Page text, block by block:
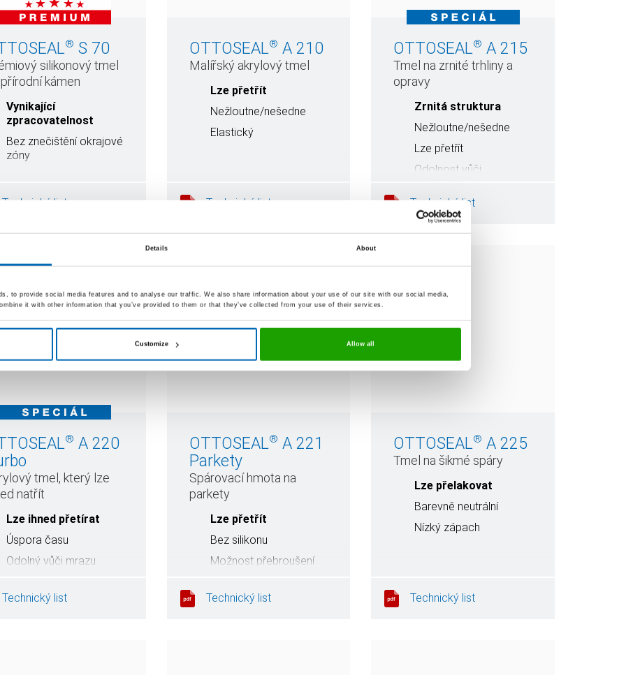
Details About
to provide social media features and to analyse our traffic. We also share information about your use of our site with our social media,
it with other information that you’ve provided to them or that they’ve collected from your use of their services.
Customize Allow all
® S 70
silikonový tmel
kámen
Vynikající
zpracovatelnost
Bez znečištění okrajové
zóny
Odolnost vůči plísním
Technický list
OTTOSEAL® A 210
Malířský akrylový tmel
Lze přetřít
Nežloutne/nešedne
Elastický
Technický list
OTTOSEAL® A 215
Tmel na zrnité trhliny a
opravy
Zrnitá struktura
Nežloutne/nešedne
Lze přetřít
Odolnost vůči
UV záření
Technický list
® A 220
tmel, který lze
natřít
Lze ihned přetírat
Úspora času
Odolný vůči mrazu
Technický list
OTTOSEAL® A 221
Parkety
Spárovací hmota na
parkety
Lze přetřít
Bez silikonu
Možnost přebroušení
Technický list
OTTOSEAL® A 225
Tmel na šikmé spáry
Lze přelakovat
Barevně neutrální
Nízký zápach
Technický list